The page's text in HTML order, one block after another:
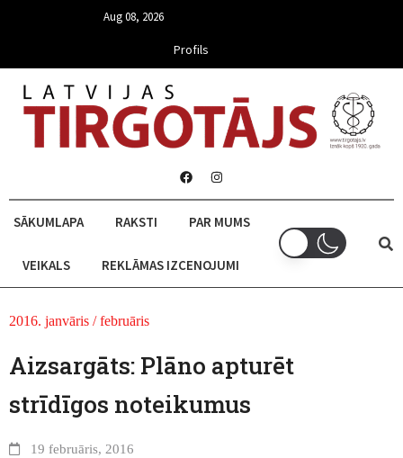
Aug 08, 2026
Profils
SĀKUMLAPA RAKSTI PAR MUMS
VEIKALS REKLĀMAS IZCENOJUMI
2016. janvāris / februāris
Aizsargāts: Plāno apturēt
strīdīgos noteikumus
19 februāris, 2016